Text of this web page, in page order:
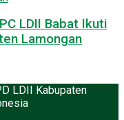
LDII Babat Ikuti
Lamongan
LDII Kabupaten